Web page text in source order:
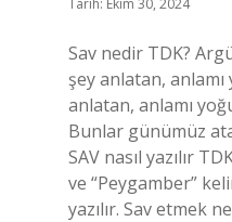
Tarih: Ekim 30, 2024
Sav nedir TDK?
şey anlatan,
anlatan, anlamı
Bunlar günümüz
SAV nasıl yazılır
ve “Peygamber”
yazılır. Sav etmek